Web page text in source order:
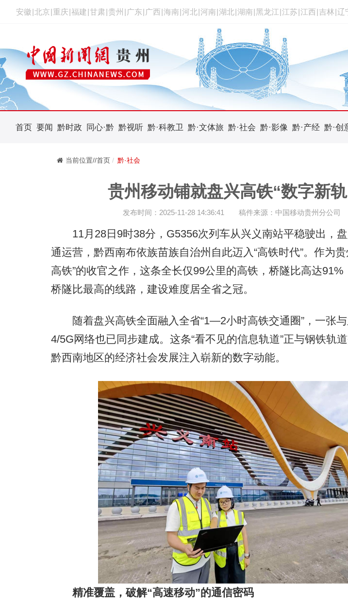
安徽 北京 重庆 福建 甘肃 贵州 广东 广西 海南 河北 河南 湖北 湖南 黑龙江 江苏 江西 吉林 辽
首页 要闻 黔时政 同心·黔 黔视听 黔·科教卫 黔·文体旅 黔·社会 黔·影像 黔·产经 黔·创
当前位置//首页 黔·社会
贵州移动铺就盘兴高铁“数字新
发布时间：2025-11-28 14:36:41 稿件来源：中国移动贵州分公司
11月28日9时38分，G5356次列车从兴义南站平稳驶出，
通运营，黔西南布依族苗族自治州自此迈入“高铁时代”。作为贵
高铁”的收官之作，这条全长仅99公里的高铁，桥隧比高达91%
桥隧比最高的线路，建设难度居全省之冠。
随着盘兴高铁全面融入全省“1—2小时高铁交通圈”，一张与
4/5G网络也已同步建成。这条“看不见的信息轨道”正与钢铁轨
黔西南地区的经济社会发展注入崭新的数字动能。
精准覆盖，破解“高速移动”的通信密码